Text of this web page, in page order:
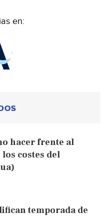
en:
hacer frente al
costes del
temporada de